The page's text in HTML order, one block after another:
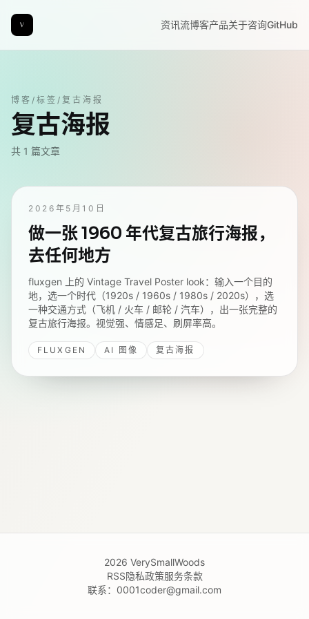
资讯流博客产品关于咨询GitHub
博客 / 标签 / 复古海报
复古海报
共 1 篇文章
2026年5月10日
做一张 1960 年代复古旅行海报，
去任何地方
fluxgen 上的 Vintage Travel Poster look：输入一个目的
地，选一个时代（1920s / 1960s / 1980s / 2020s），选
一种交通方式（飞机 / 火车 / 邮轮 / 汽车），出一张完整的
复古旅行海报。视觉强、情感足、刷屏率高。
FLUXGEN AI 图像 复古海报
2026 VerySmallWoods
RSS隐私政策服务条款
联系： 0001coder@gmail.com